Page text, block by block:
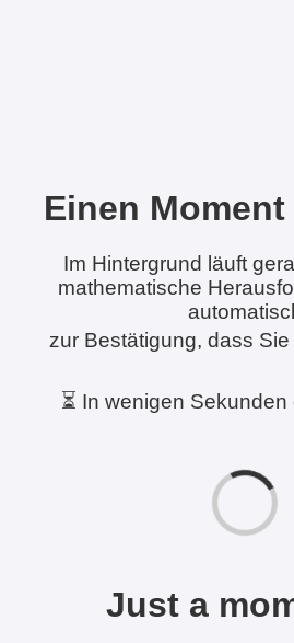
Einen
Im Hintergrund läuft
mathematische
zur Bestätigung, dass Sie
⏳ In wenigen
Just a